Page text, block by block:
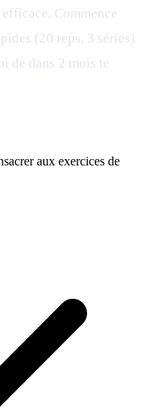
Commence
(20 reps, 3 séries)
de dans 2 mois te
aux exercices de